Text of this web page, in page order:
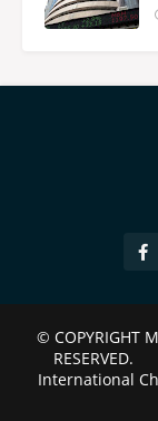
© COPYRIGHT
International